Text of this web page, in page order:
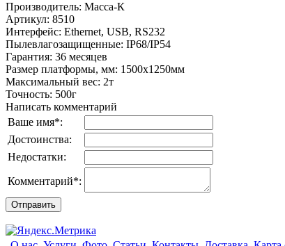
Производитель: Масса-К
Артикул: 8510
Интерфейс: Ethernet, USB, RS232
Пылевлагозащищенные: IP68/IP54
Гарантия: 36 месяцев
Размер платформы, мм: 1500х1250мм
Максимальный вес: 2т
Точность: 500г
Написать комментарий
Ваше имя*:
Достоинства:
Недостатки:
Комментарий*: